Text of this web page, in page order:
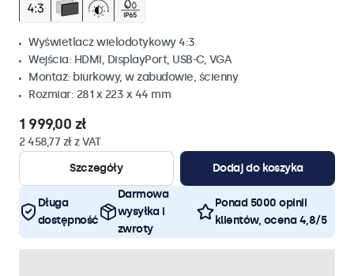
Wyświetlacz wielodotykowy 4:3
Wejścia: HDMI, DisplayPort, USB-C, VGA
Montaż: biurkowy, w zabudowie, ścienny
Rozmiar: 281 x 223 x 44 mm
1 999,00 zł
2 458,77 zł z VAT
Szczegóły
Dodaj do koszyka
Długa
dostępność
Darmowa
wysyłka i
zwroty
Ponad 5000 opinii
klientów, ocena 4,8/5